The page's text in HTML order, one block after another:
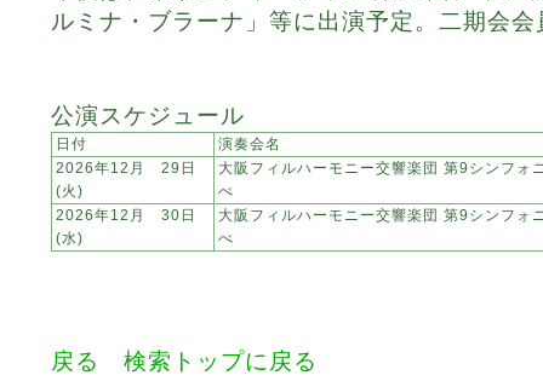
ルミナ・ブラーナ」等に出演予定。二期会会
公演スケジュール
日付
演奏会名
2026年12月 29日
(火)
大阪フィルハーモニー交響楽団 第9シンフォ
べ
2026年12月 30日
(水)
大阪フィルハーモニー交響楽団 第9シンフォ
べ
戻る 検索トップに戻る